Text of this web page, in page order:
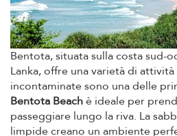
Bentota, situata sulla costa sud-
Lanka, offre una varietà di
incontaminate sono una delle
Bentota Beachè ideale per
passeggiare lungo la riva. La
limpide creano un ambiente